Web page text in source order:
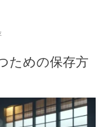
ための保存方